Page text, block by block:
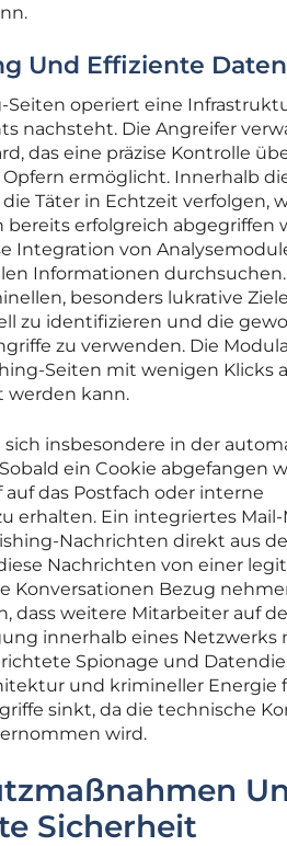
Und Effiziente
Seiten operiert eine
nachsteht. Die Angreifer
das eine präzise Kontrolle
ermöglicht. Innerhalb
Täter in Echtzeit verfolgen,
erfolgreich abgegriffen
Integration von
Informationen
besonders lukrative
zu identifizieren und die
zu verwenden. Die
Seiten mit wenigen Klicks
werden kann.
sich insbesondere in der
ein Cookie abgefangen
das Postfach oder interne
erhalten. Ein integriertes
Nachrichten direkt aus
Nachrichten von einer
Konversationen Bezug
dass weitere Mitarbeiter auf
innerhalb eines Netzwerks
Spionage und
und krimineller Energie
sinkt, da die technische
wird.
Sicherheit